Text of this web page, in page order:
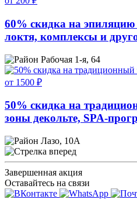
60% скидка на
локтя, комплексы и
Рабочая 1-я, 64
от 1500 ₽
50% скидка на
зоны декольте, SPA-
Лазо, 10А
Завершенная акция
Оставайтесь на связи